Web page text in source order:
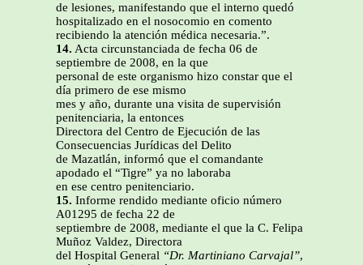
de lesiones, manifestando que el interno quedó
hospitalizado en el nosocomio en comento
recibiendo la atención médica necesaria.”.
14. Acta circunstanciada de fecha 06 de
septiembre de 2008, en la que
personal de este organismo hizo constar que el
día primero de ese mismo
mes y año, durante una visita de supervisión
penitenciaria, la entonces
Directora del Centro de Ejecución de las
Consecuencias Jurídicas del Delito
de Mazatlán, informó que el comandante
apodado el “Tigre” ya no laboraba
en ese centro penitenciario.
15. Informe rendido mediante oficio número
A01295 de fecha 22 de
septiembre de 2008, mediante el que la C. Felipa
Muñoz Valdez, Directora
del Hospital General “Dr. Martiniano Carvajal”,